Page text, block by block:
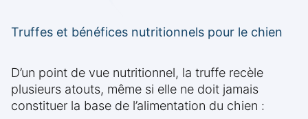
Truffes et bénéfices nutritionnels pour le chien
D’un point de vue nutritionnel, la truffe recèle
plusieurs atouts, même si elle ne doit jamais
constituer la base de l’alimentation du chien :